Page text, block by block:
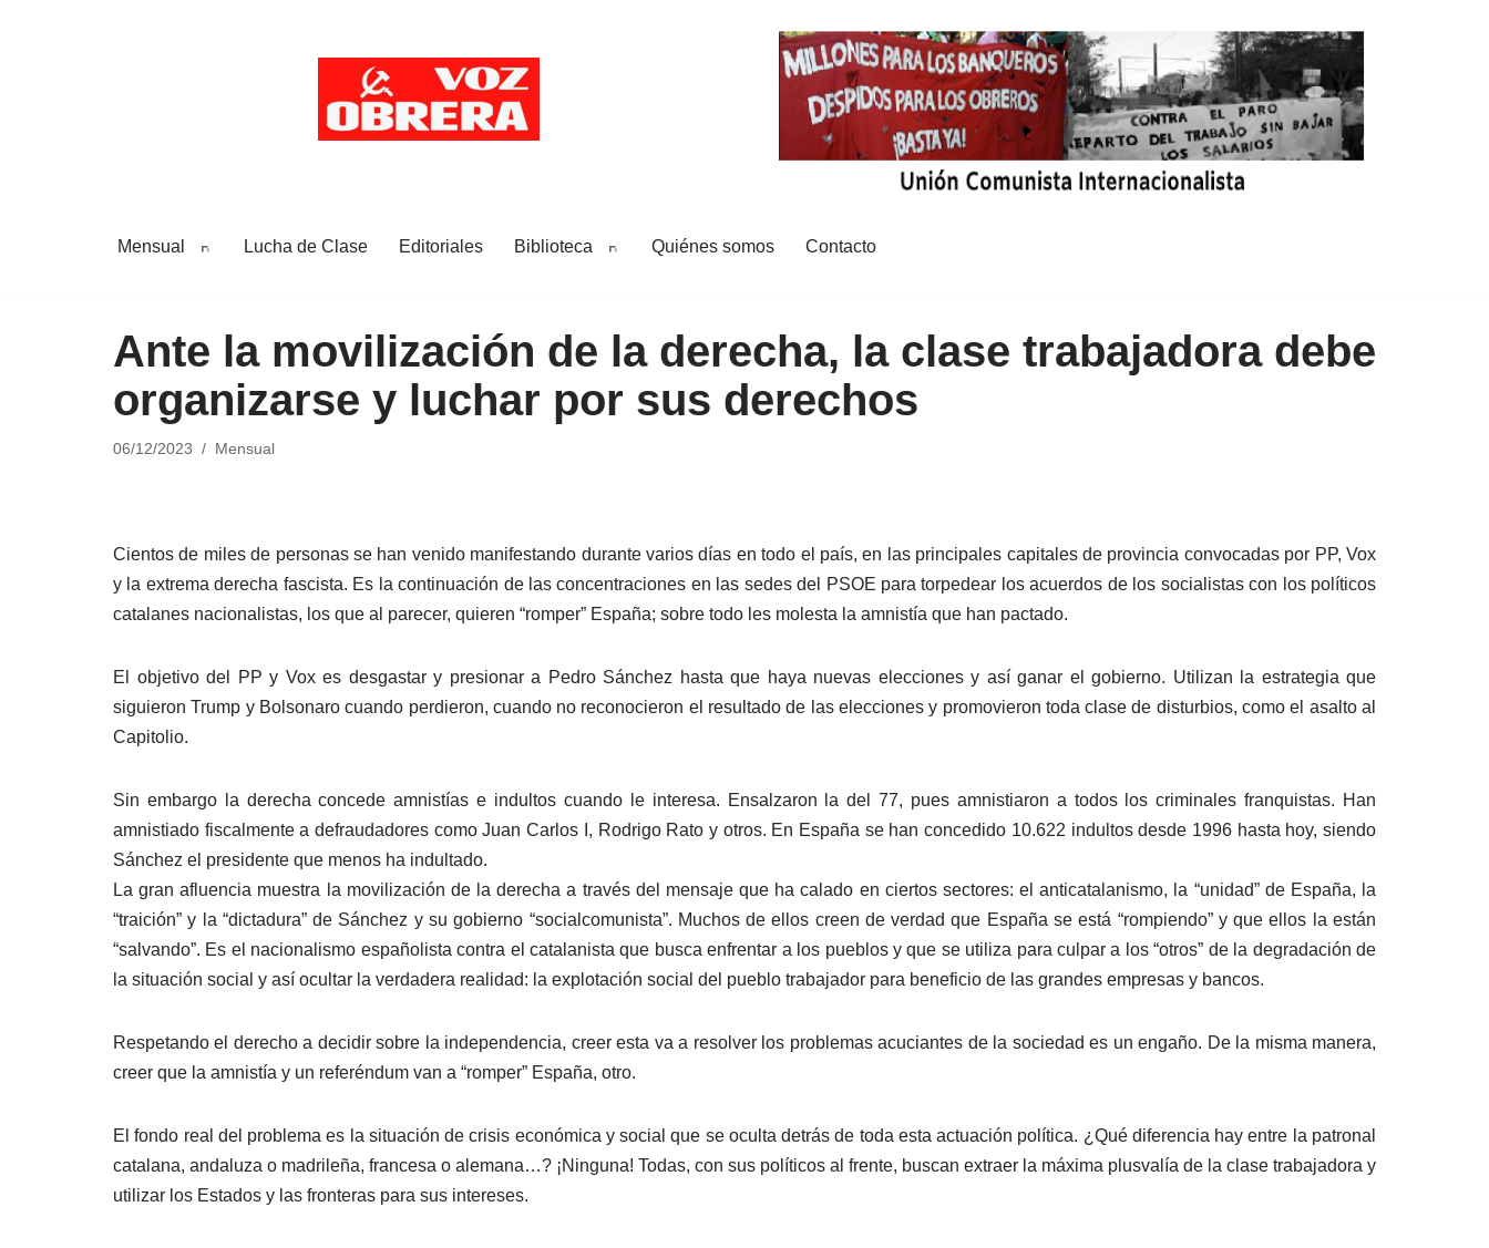
Mensual Lucha de Clase Editoriales Biblioteca Quiénes somos Contacto
Ante la movilización de la derecha, la clase trabajadora debe
organizarse y luchar por sus derechos
06/12/2023 Mensual
Cientos de miles de personas se han venido manifestando durante varios días en todo el país, en las principales capitales de provincia convocadas por PP, Vox
y la extrema derecha fascista. Es la continuación de las concentraciones en las sedes del PSOE para torpedear los acuerdos de los socialistas con los políticos
catalanes nacionalistas, los que al parecer, quieren “romper” España; sobre todo les molesta la amnistía que han pactado.
El objetivo del PP y Vox es desgastar y presionar a Pedro Sánchez hasta que haya nuevas elecciones y así ganar el gobierno. Utilizan la estrategia que
siguieron Trump y Bolsonaro cuando perdieron, cuando no reconocieron el resultado de las elecciones y promovieron toda clase de disturbios, como el asalto al
Capitolio.
Sin embargo la derecha concede amnistías e indultos cuando le interesa. Ensalzaron la del 77, pues amnistiaron a todos los criminales franquistas. Han
amnistiado fiscalmente a defraudadores como Juan Carlos I, Rodrigo Rato y otros. En España se han concedido 10.622 indultos desde 1996 hasta hoy, siendo
Sánchez el presidente que menos ha indultado.
La gran afluencia muestra la movilización de la derecha a través del mensaje que ha calado en ciertos sectores: el anticatalanismo, la “unidad” de España, la
“traición” y la “dictadura” de Sánchez y su gobierno “socialcomunista”. Muchos de ellos creen de verdad que España se está “rompiendo” y que ellos la están
“salvando”. Es el nacionalismo españolista contra el catalanista que busca enfrentar a los pueblos y que se utiliza para culpar a los “otros” de la degradación de
la situación social y así ocultar la verdadera realidad: la explotación social del pueblo trabajador para beneficio de las grandes empresas y bancos.
Respetando el derecho a decidir sobre la independencia, creer esta va a resolver los problemas acuciantes de la sociedad es un engaño. De la misma manera,
creer que la amnistía y un referéndum van a “romper” España, otro.
El fondo real del problema es la situación de crisis económica y social que se oculta detrás de toda esta actuación política. ¿Qué diferencia hay entre la patronal
catalana, andaluza o madrileña, francesa o alemana…? ¡Ninguna! Todas, con sus políticos al frente, buscan extraer la máxima plusvalía de la clase trabajadora y
utilizar los Estados y las fronteras para sus intereses.